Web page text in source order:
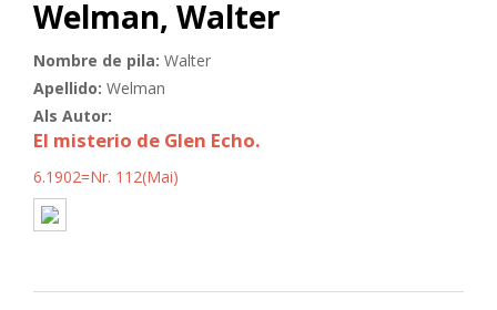
Welman, Walter
Nombre de pila: Walter
Apellido: Welman
Als Autor:
El misterio de Glen Echo.
6.1902=Nr. 112(Mai)